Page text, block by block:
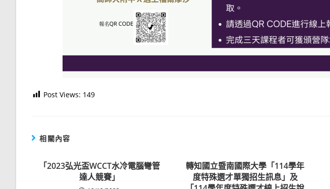
Post Views: 149
相關內容
「2023弘光盃WCCT水冷電腦彎管
達人競賽」
轉知國立暨南國際大學「114學年
度特殊選才單獨招生訊息」及